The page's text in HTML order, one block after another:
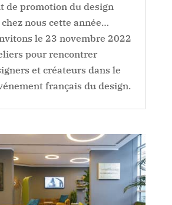
de promotion du design
nous cette année…
le 23 novembre 2022
pour rencontrer
et créateurs dans le
français du design.